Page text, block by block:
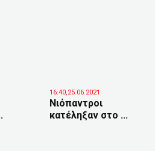
16:40,25.06.2021
Νιόπαντροι
κατέληξαν στο ...